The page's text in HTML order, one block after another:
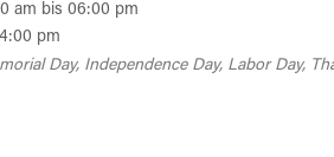
am bis 06:00 pm
pm
Day, Independence Day, Labor Day,